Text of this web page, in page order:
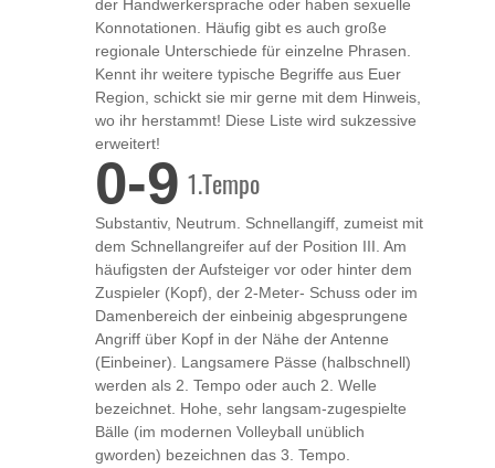
der Handwerkersprache oder haben sexuelle
Konnotationen. Häufig gibt es auch große
regionale Unterschiede für einzelne Phrasen.
Kennt ihr weitere typische Begriffe aus Euer
Region, schickt sie mir gerne mit dem Hinweis,
wo ihr herstammt! Diese Liste wird sukzessive
erweitert!
0-9 1.Tempo
Substantiv, Neutrum. Schnellangiff, zumeist mit
dem Schnellangreifer auf der Position III. Am
häufigsten der Aufsteiger vor oder hinter dem
Zuspieler (Kopf), der 2-Meter- Schuss oder im
Damenbereich der einbeinig abgesprungene
Angriff über Kopf in der Nähe der Antenne
(Einbeiner). Langsamere Pässe (halbschnell)
werden als 2. Tempo oder auch 2. Welle
bezeichnet. Hohe, sehr langsam-zugespielte
Bälle (im modernen Volleyball unüblich
gworden) bezeichnen das 3. Tempo.